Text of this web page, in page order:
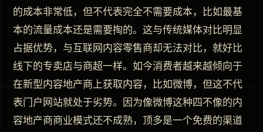
的成本非常低，但不代表完全不需要成本，比如最基
本的流量成本还是需要掏的。这与传统媒体对比明显
占据优势，与互联网内容零售商却无法对比，就好比
线下的专卖店与商超一样。如今消费者越来越倾向于
在新型内容地产商上获取内容，比如微博，但这不代
表门户网站就处于劣势。因为像微博这种四不像的内
容地产商商业模式还不成熟，顶多是一个免费的渠道